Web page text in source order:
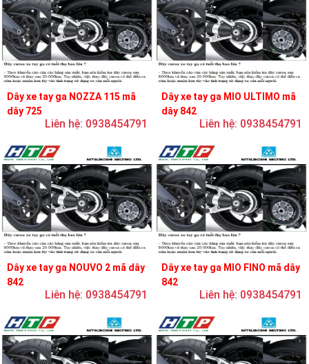
Dây xe tay ga NOZZA 115 mã
dây 725
Liên hệ: 0938454791
Dây xe tay ga MIO ULTIMO mã
dây 842
Liên hệ: 0938454791
Dây xe tay ga NOUVO 2 mã dây
842
Liên hệ: 0938454791
Dây xe tay ga MIO FINO mã dây
842
Liên hệ: 0938454791